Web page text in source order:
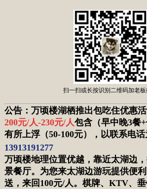
扫一扫或长按识别二维码加老
公告：万顷楼湖栖推出包吃住优惠
200元/人-230元/人包含（早中晚3餐+
有所上浮（50-100元）
， 以联系电话
13913191277
万顷楼地理位置优越，靠近太湖边
景餐厅。为您来太湖边游玩提供便
送，来回100元/人。棋牌、KTV、